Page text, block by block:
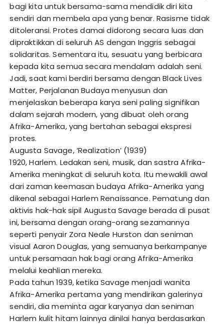
bagi kita untuk bersama-sama mendidik diri kita
sendiri dan membela apa yang benar. Rasisme tidak
ditoleransi. Protes damai didorong secara luas dan
dipraktikkan di seluruh AS dengan Inggris sebagai
solidaritas. Sementara itu, sesuatu yang berbicara
kepada kita semua secara mendalam adalah seni.
Jadi, saat kami berdiri bersama dengan Black Lives
Matter, Perjalanan Budaya menyusun dan
menjelaskan beberapa karya seni paling signifikan
dalam sejarah modern, yang dibuat oleh orang
Afrika-Amerika, yang bertahan sebagai ekspresi
protes.
Augusta Savage, ‘Realization’ (1939)
1920, Harlem. Ledakan seni, musik, dan sastra Afrika-
Amerika meningkat di seluruh kota. Itu mewakili awal
dari zaman keemasan budaya Afrika-Amerika yang
dikenal sebagai Harlem Renaissance. Pematung dan
aktivis hak-hak sipil Augusta Savage berada di pusat
ini, bersama dengan orang-orang sezamannya
seperti penyair Zora Neale Hurston dan seniman
visual Aaron Douglas, yang semuanya berkampanye
untuk persamaan hak bagi orang Afrika-Amerika
melalui keahlian mereka.
Pada tahun 1939, ketika Savage menjadi wanita
Afrika-Amerika pertama yang mendirikan galerinya
sendiri, dia meminta agar karyanya dan seniman
Harlem kulit hitam lainnya dinilai hanya berdasarkan